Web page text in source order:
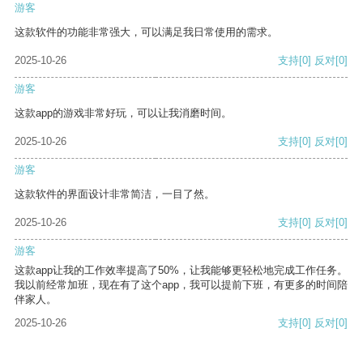
游客
这款软件的功能非常强大，可以满足我日常使用的需求。
2025-10-26 支持[0] 反对[0]
游客
这款app的游戏非常好玩，可以让我消磨时间。
2025-10-26 支持[0] 反对[0]
游客
这款软件的界面设计非常简洁，一目了然。
2025-10-26 支持[0] 反对[0]
游客
这款app让我的工作效率提高了50%，让我能够更轻松地完成工作任务。
我以前经常加班，现在有了这个app，我可以提前下班，有更多的时间陪
伴家人。
2025-10-26
支持[0] 反对[0]